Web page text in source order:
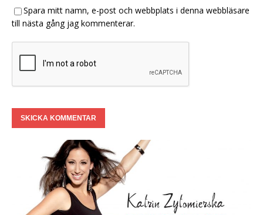
Spara mitt namn, e-post och webbplats i denna webbläsare
till nästa gång jag kommenterar.